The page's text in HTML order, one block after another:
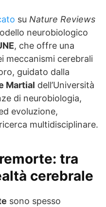
su Nature Reviews
neurobiologico
, che offre una
meccanismi cerebrali
guidato dalla
Martial dell’Università
di neurobiologia,
evoluzione,
multidisciplinare.
tra
cerebrale
sono spesso